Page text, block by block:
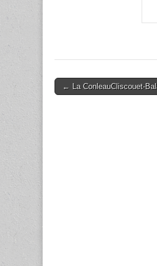
Post← La ConleauCliscouet-